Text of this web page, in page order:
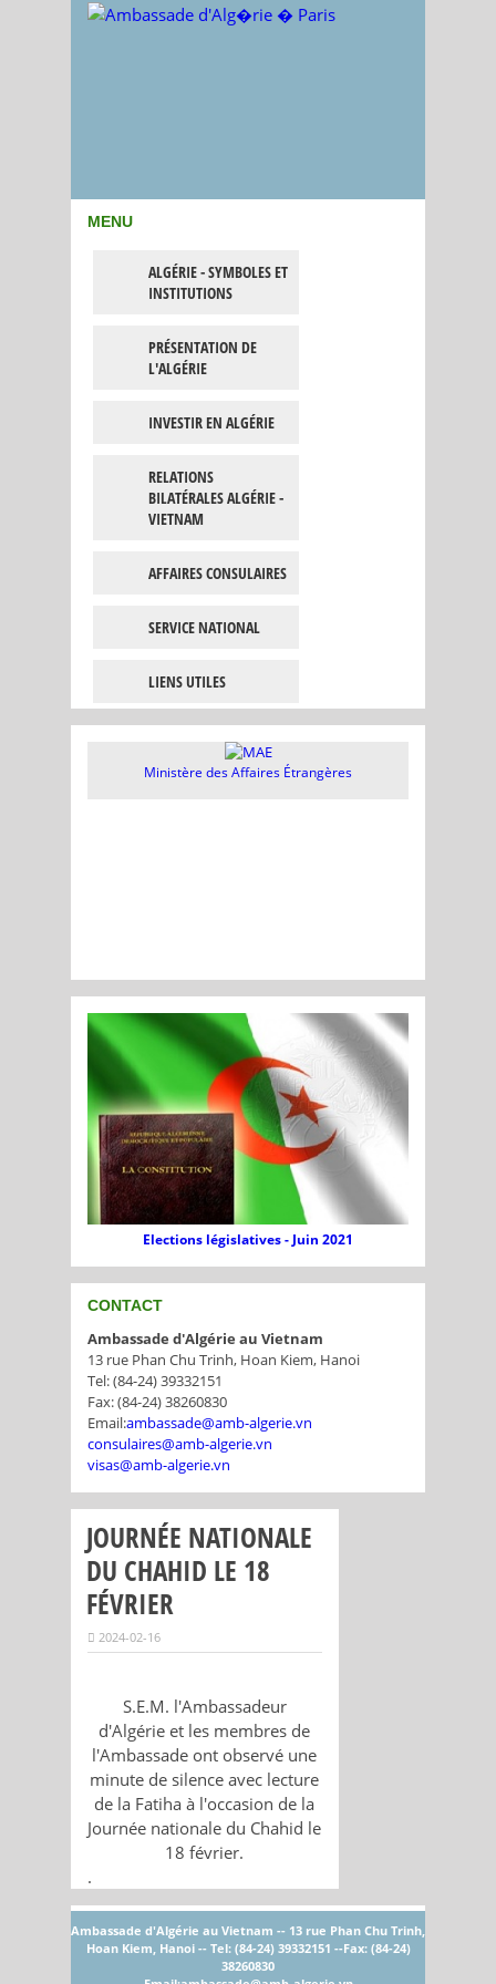
MENU
ALGÉRIE - SYMBOLES ET
INSTITUTIONS
PRÉSENTATION DE
L'ALGÉRIE
INVESTIR EN ALGÉRIE
RELATIONS
BILATÉRALES ALGÉRIE -
VIETNAM
AFFAIRES CONSULAIRES
SERVICE NATIONAL
LIENS UTILES
Ministère des Affaires Étrangères
Elections législatives - Juin 2021
CONTACT
Ambassade d'Algérie au Vietnam
13 rue Phan Chu Trinh, Hoan Kiem, Hanoi
Tel: (84-24) 39332151
Fax: (84-24) 38260830
Email:ambassade@amb-algerie.vn
consulaires@amb-algerie.vn
visas@amb-algerie.vn
JOURNÉE NATIONALE
DU CHAHID LE 18
FÉVRIER
2024-02-16
S.E.M. l'Ambassadeur
d'Algérie et les membres de
l'Ambassade ont observé une
minute de silence avec lecture
de la Fatiha à l'occasion de la
Journée nationale du Chahid le
18 février.
.
Ambassade d'Algérie au Vietnam -- 13 rue Phan Chu Trinh,
Hoan Kiem, Hanoi -- Tel: (84-24) 39332151 --Fax: (84-24)
38260830